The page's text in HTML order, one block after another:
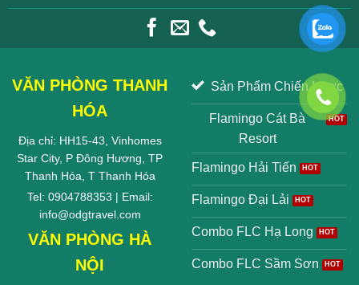
VĂN PHÒNG THANH
HÓA
Địa chỉ: HH15-43, Vinhomes
Star City, P Đông Hương, TP
Thanh Hóa, T Thanh Hóa
Tel: 0904788353 | Email:
info@odgtravel.com
VĂN PHÒNG HÀ
NỘI
Sản Phẩm Chiến Lược
Flamingo Cát Bà
Resort
Flamingo Hải Tiến
Flamingo Đại Lải
Combo FLC Hạ Long
Combo FLC Sầm Sơn